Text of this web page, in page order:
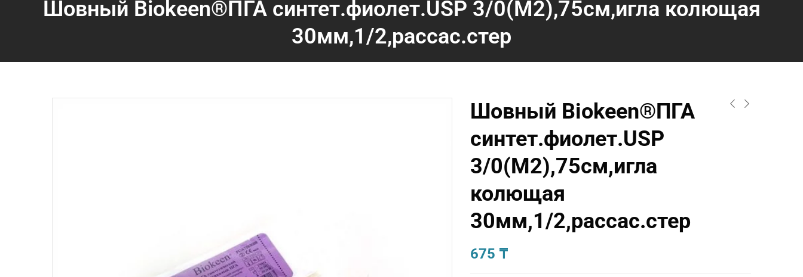
Шовный Biokeen®ПГА синтет.фиолет.USP 3/0(М2),75см,игла колющая
30мм,1/2,рассас.стер
Шовный Biokeen®ПГА
синтет.фиолет.USP
3/0(М2),75см,игла
колющая
30мм,1/2,рассас.стер
675 ₸